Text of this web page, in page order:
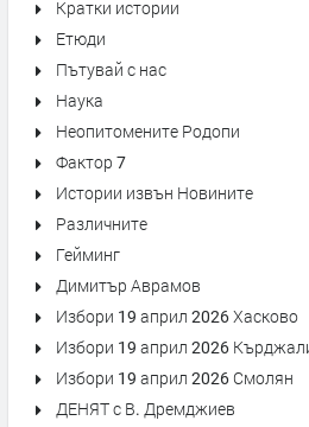
Кратки истории
Етюди
Пътувай с нас
Наука
Неопитомените Родопи
Фактор 7
Истории извън Новините
Различните
Гейминг
Димитър Аврамов
Избори 19 април 2026 Хасково
Избори 19 април 2026
Избори 19 април 2026 Смолян
ДЕНЯТ с В. Дремджиев